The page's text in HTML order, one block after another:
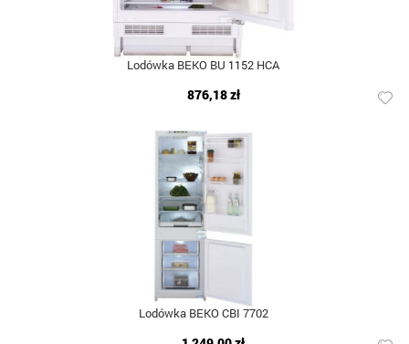
Lodówka BEKO BU 1152 HCA
876,18 zł
Lodówka BEKO CBI 7702